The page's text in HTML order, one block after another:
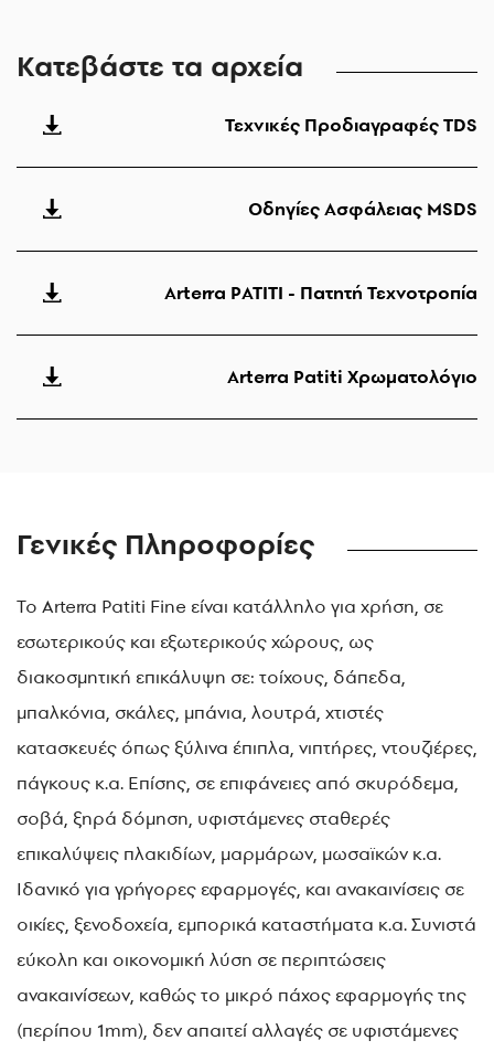
Κατεβάστε τα αρχεία
Τεχνικές Προδιαγραφές TDS
Οδηγίες Ασφάλειας MSDS
Arterra PΑΤΙΤΙ - Πατητή Τεχνοτροπία
Arterra Patiti Χρωματολόγιο
Γενικές Πληροφορίες
Το Arterra Patiti Fine είναι κατάλληλο για χρήση, σε
εσωτερικούς και εξωτερικούς χώρους, ως
διακοσμητική επικάλυψη σε: τοίχους, δάπεδα,
μπαλκόνια, σκάλες, μπάνια, λουτρά, χτιστές
κατασκευές όπως ξύλινα έπιπλα, νιπτήρες, ντουζιέρες,
πάγκους κ.α. Επίσης, σε επιφάνειες από σκυρόδεμα,
σοβά, ξηρά δόμηση, υφιστάμενες σταθερές
επικαλύψεις πλακιδίων, μαρμάρων, μωσαϊκών κ.α.
Ιδανικό για γρήγορες εφαρμογές, και ανακαινίσεις σε
οικίες, ξενοδοχεία, εμπορικά καταστήματα κ.α. Συνιστά
εύκολη και οικονομική λύση σε περιπτώσεις
ανακαινίσεων, καθώς το μικρό πάχος εφαρμογής της
(περίπου 1mm), δεν απαιτεί αλλαγές σε υφιστάμενες